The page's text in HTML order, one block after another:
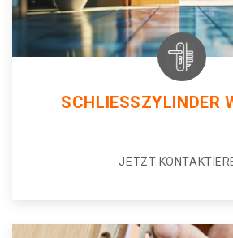
SCHLIESSZYLINDER
JETZT